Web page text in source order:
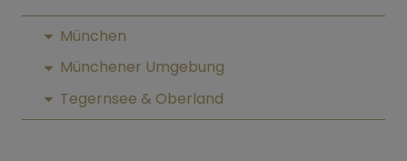
München
Münchener Umgebung
Tegernsee & Oberland